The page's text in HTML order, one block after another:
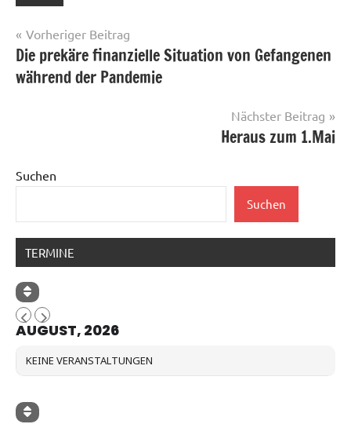
Beitragsnavigation
Vorheriger Beitrag
Die prekäre finanzielle Situation von Gefangenen
während der Pandemie
Nächster Beitrag
Heraus zum 1.Mai
Suchen
Suchen
TERMINE
AUGUST, 2026
KEINE VERANSTALTUNGEN